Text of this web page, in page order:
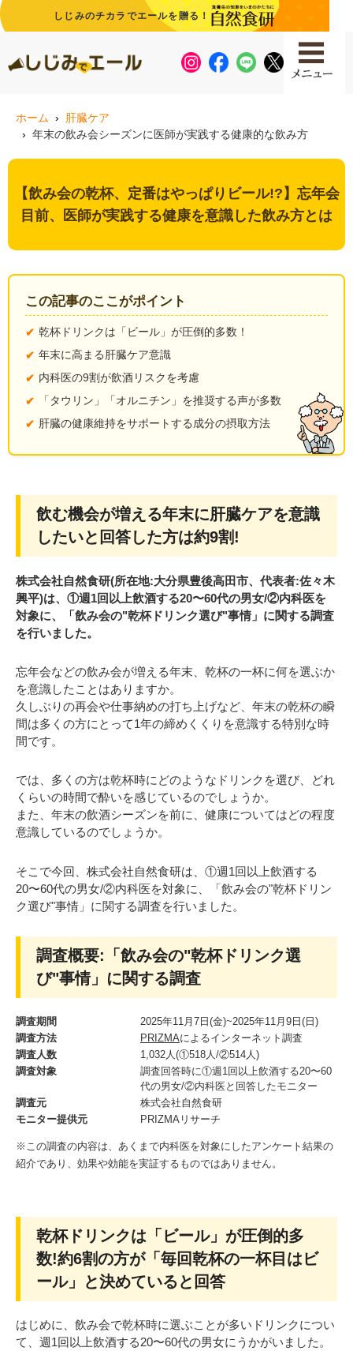
しじみのチカラでエールを贈る！
ホーム
肝臓ケア
年末の飲み会シーズンに医師が実践する健康的な飲み方
【飲み会の乾杯、定番はやっぱりビール!?】忘年会
目前、医師が実践する健康を意識した飲み方とは
この記事のここがポイント
乾杯ドリンクは「ビール」が圧倒的多数！
年末に高まる肝臓ケア意識
内科医の9割が飲酒リスクを考慮
「タウリン」「オルニチン」を推奨する声が多数
肝臓の健康維持をサポートする成分の摂取方法
飲む機会が増える年末に肝臓ケアを意識
したいと回答した方は約9割!
株式会社自然食研(所在地:大分県豊後高田市、代表者:佐々木
興平)は、①週1回以上飲酒する20〜60代の男女/②内科医を
対象に、「飲み会の"乾杯ドリンク選び"事情」に関する調査
を行いました。
忘年会などの飲み会が増える年末、乾杯の一杯に何を選ぶか
を意識したことはありますか。
久しぶりの再会や仕事納めの打ち上げなど、年末の乾杯の瞬
間は多くの方にとって1年の締めくくりを意識する特別な時
間です。
では、多くの方は乾杯時にどのようなドリンクを選び、どれ
くらいの時間で酔いを感じているのでしょうか。
また、年末の飲酒シーズンを前に、健康についてはどの程度
意識しているのでしょうか。
そこで今回、株式会社自然食研は、①週1回以上飲酒する
20〜60代の男女/②内科医を対象に、「飲み会の"乾杯ドリン
ク選び"事情」に関する調査を行いました。
調査概要:「飲み会の"乾杯ドリンク選
び"事情」に関する調査
調査期間
2025年11月7日(金)~2025年11月9日(日)
調査方法
PRIZMAによるインターネット調査
調査人数
1,032人(①518人/②514人)
調査対象
調査回答時に①週1回以上飲酒する20〜60
代の男女/②内科医と回答したモニター
調査元
株式会社自然食研
モニター提供元
PRIZMAリサーチ
※この調査の内容は、あくまで内科医を対象にしたアンケート結果の
紹介であり、効果や効能を実証するものではありません。
乾杯ドリンクは「ビール」が圧倒的多
数!約6割の方が「毎回乾杯の一杯目はビ
ール」と決めていると回答
はじめに、飲み会で乾杯時に選ぶことが多いドリンクについ
て、週1回以上飲酒する20〜60代の男女にうかがいました。